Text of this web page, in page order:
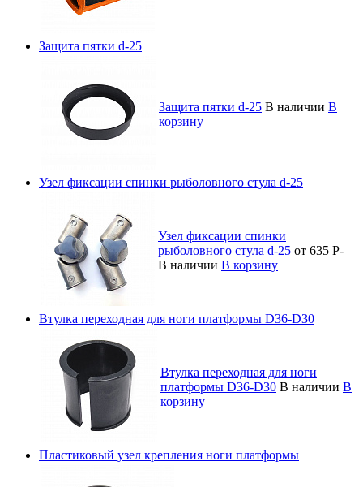
Защита пятки d-25
Защита пятки d-25 В наличии В
корзину
Узел фиксации спинки рыболовного стула d-25
Узел фиксации спинки
рыболовного стула d-25 от 635 Р-
В наличии В корзину
Втулка переходная для ноги платформы D36-D30
Втулка переходная для ноги
платформы D36-D30 В наличии В
корзину
Пластиковый узел крепления ноги платформы